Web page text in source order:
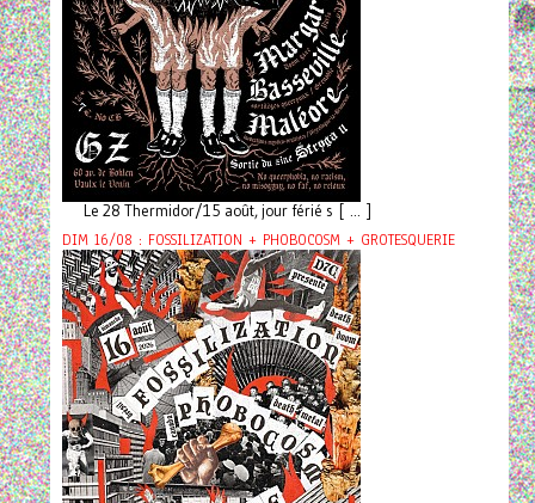
Le 28 Thermidor/15 août, jour férié s [ ... ]
DIM 16/08 : FOSSILIZATION + PHOBOCOSM + GROTESQUERIE